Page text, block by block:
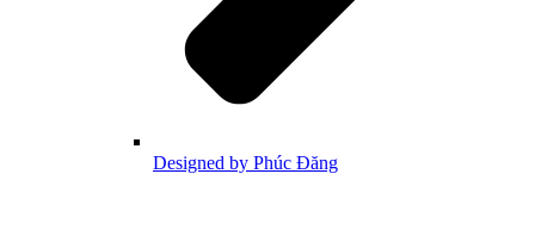
Designed by Phúc Đăng